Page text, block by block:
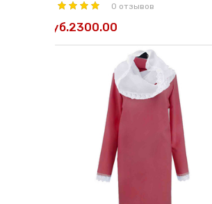
0 отзывов
руб.2300.00